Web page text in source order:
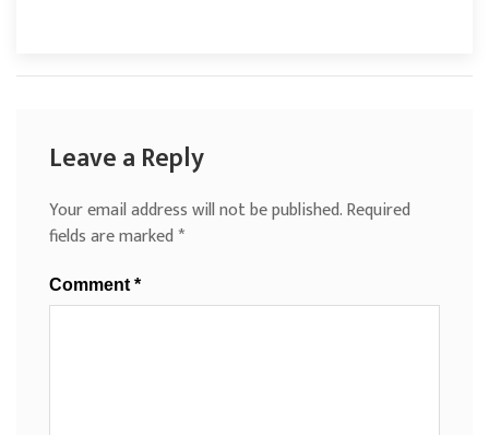
Leave a Reply
Your email address will not be published.Required
fields are marked*
Comment *